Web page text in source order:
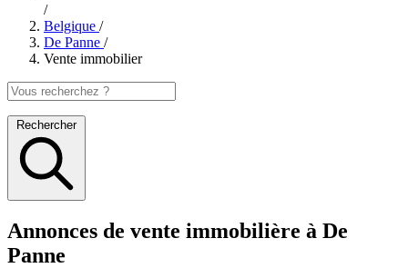
/
Belgique /
De Panne /
Vente immobilier
Rechercher
Annonces de vente immobilière à De
Panne